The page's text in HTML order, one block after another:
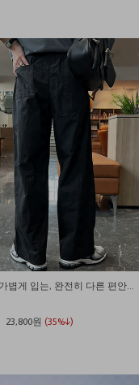
23,800원 (35%↓)